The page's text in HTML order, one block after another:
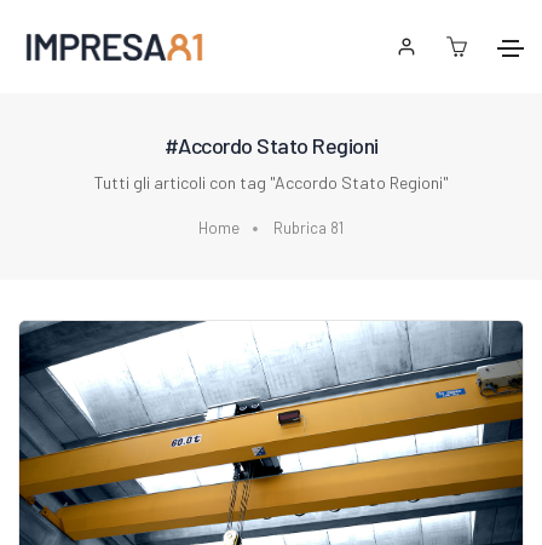
#Accordo Stato Regioni
Tutti gli articoli con tag "Accordo Stato Regioni"
Home Rubrica 81